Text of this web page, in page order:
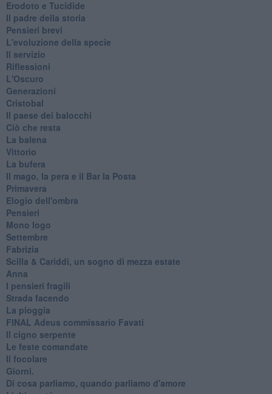
Erodoto e Tucidide
Il padre della storia
Pensieri brevi
L'evoluzione della specie
Il servizio
Riflessioni
L'Oscuro
Generazioni
Cristobal
Il paese dei balocchi
Ciò che resta
La balena
Vittorio
La bufera
Il mago, la pera e il Bar la Posta
Primavera
Elogio dell'ombra
Pensieri
Mono logo
Settembre
Fabrizia
​Scilla & Cariddi, un sogno di mezza estate
Anna
I pensieri fragili
Strada facendo
La pioggia
FINAL Adeus commissario Favati
Il cigno serpente
Le feste comandate
Il focolare
Giorni.
Di cosa parliamo, quando parliamo d'amore